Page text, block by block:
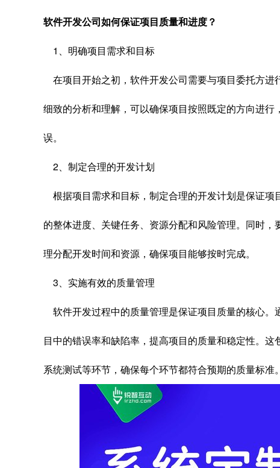
软件开发公司如何保证项目质量和进度？
1、明确项目需求和目标
在项目开始之初，软件开发公司需要与项目委托方进
细致的分析和理解，可以确保项目按照既定的方向进
误。
2、制定合理的开发计划
根据项目需求和目标，制定合理的开发计划是保证项
的整体进度、关键任务、资源分配和风险管理。同时
理分配开发时间和资源，确保项目能够按时完成。
3、实施有效的质量管理
软件开发过程中的质量管理是保证项目质量的核心。
目中的错误率和缺陷率，提高项目的质量和稳定性。
系统测试等环节，确保每个环节都符合预期的质量标准。